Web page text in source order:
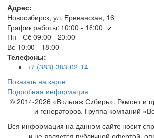
Адрес:
Новосибирск, ул. Ереванская, 16
График работы: 10:00 - 18:00
Пн - Сб 09:00 - 20:00
Вс 10:00 - 18:00
Телефоны:
+7 (383) 383-02-14
Показать на карте
Подробная информация
© 2014-2026 «Вольтаж Сибирь». Ремонт и
и генераторов. Группа компаний
Вся информация на данном сайте носит
и не является публичной офертой,